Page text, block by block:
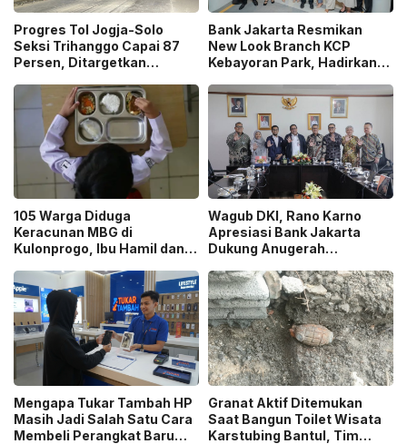
Progres Tol Jogja-Solo
Seksi Trihanggo Capai 87
Persen, Ditargetkan
Bawen Agustus 2026
Bank Jakarta Resmikan
New Look Branch KCP
Kebayoran Park, Hadirkan
Modern
105 Warga Diduga
Keracunan MBG di
Kulonprogo, Ibu Hamil dan
Terdampak
Wagub DKI, Rano Karno
Apresiasi Bank Jakarta
Dukung Anugerah
Dorong Karya Berkualitas
Sambut 5 Abad Jakarta
Mengapa Tukar Tambah HP
Masih Jadi Salah Satu Cara
Membeli Perangkat Baru
Granat Aktif Ditemukan
Saat Bangun Toilet Wisata
Karstubing Bantul, Tim